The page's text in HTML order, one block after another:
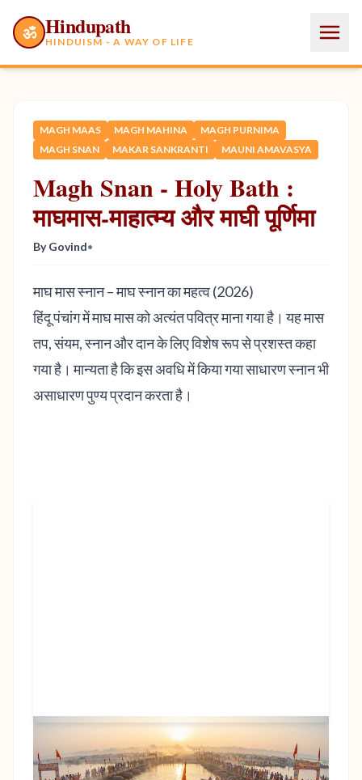
ॐ Hindupath
HINDUISM - A WAY OF LIFE
MAGH MAAS MAGH MAHINA
MAGH PURNIMA
MAGH SNAN
MAKAR SANKRANTI MAUNI AMAVASYA
Magh Snan - Holy Bath :
माघमास-माहात्म्य और माघी पूर्णिमा
By Govind•
माघ मास स्नान – माघ स्नान का महत्व (2026)
हिंदू पंचांग में माघ मास को अत्यंत पवित्र माना गया है। यह मास
तप, संयम, स्नान और दान के लिए विशेष रूप से प्रशस्त कहा
गया है। मान्यता है कि इस अवधि में किया गया साधारण स्नान भी
असाधारण पुण्य प्रदान करता है।